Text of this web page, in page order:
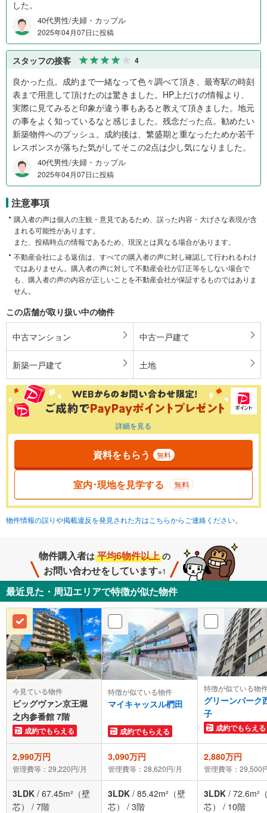
した。
40代男性/夫婦・カップル
2025年04月07日に投稿
スタッフの接客 4
良かった点。成約まで一緒なって色々調べて頂き、最寄駅の時刻
表まで用意して頂けたのは驚きました。HP上だけの情報より、
実際に見てみると印象が違う事もあると教えて頂きました。地元
の事をよく知っているなと感じました。残念だった点。勧めたい
新築物件へのプッシュ。成約後は、繁盛期と重なったためか若干
レスポンスが落ちた気がしてそこの2点は少し気になりました。
40代男性/夫婦・カップル
2025年04月07日に投稿
注意事項
購入者の声は個人の主観・意見であるため、誤った内容・大げさな表現が含
まれる可能性があります。
また、投稿時点の情報であるため、現況とは異なる場合があります。
不動産会社による返信は、すべての購入者の声に対し確認して行われるわけ
ではありません。購入者の声に対して不動産会社が訂正等をしない場合で
も、購入者の声の内容が正しいことを不動産会社が保証するものではありま
せん。
この店舗が取り扱い中の物件
中古マンション 中古一戸建て
新築一戸建て 土地
詳細を見る
資料をもらう 無料
室内･現地を見学する 無料
物件情報の誤りや掲載違反を発見された方はこちらからご連絡ください。
物件購入者は 平均6物件以上 の
お問い合わせをしています※1
最近見た・周辺エリアで特徴が似た物件
今見ている物件
ビッグヴァン京王堀
之内参番館 7階
成約でもらえる
特徴が似ている物件
マイキャッスル椚田
成約でもらえる
特徴が似ている物
グリーンパーク
子
成約でもらえる
2,990万円
管理費等：29,220円/月
3,090万円
管理費等：28,620円/月
2,880万円
管理費等：29,500
3LDK / 67.45m²（壁
芯）
/ 7階
3LDK / 85.42m²（壁
芯）
/ 3階
3LDK / 72.6m²
芯）
/ 10階